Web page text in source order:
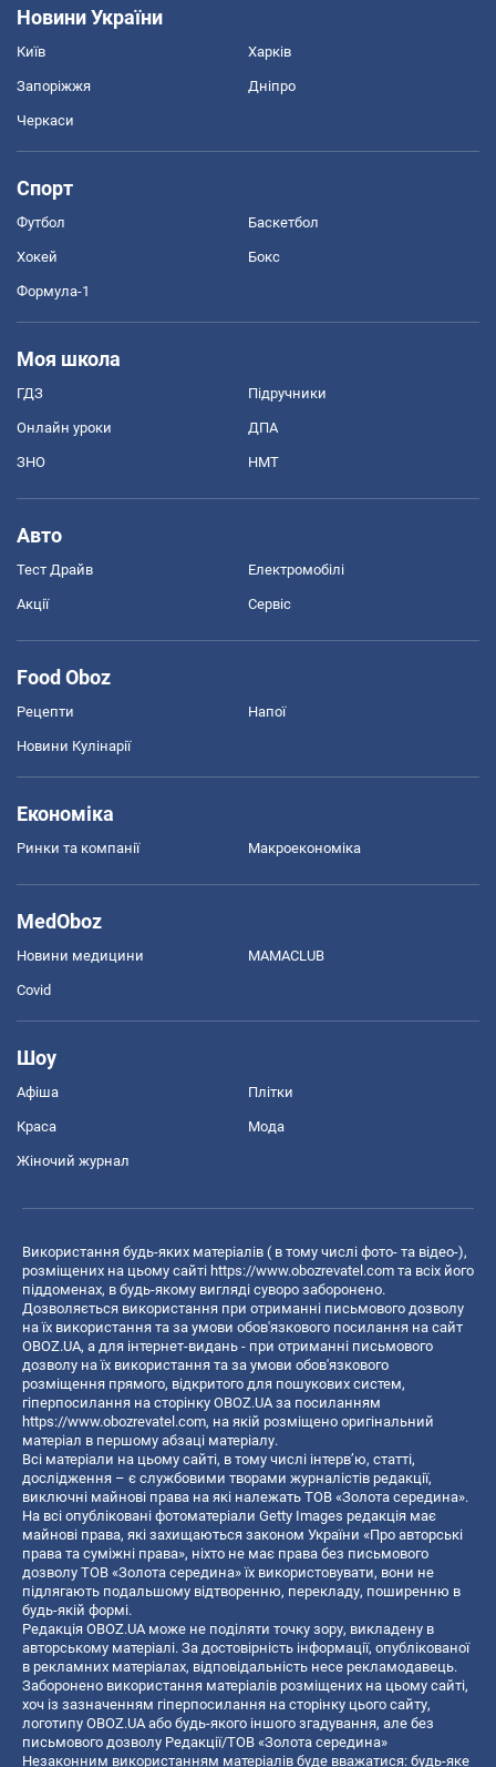
Новини України
Київ Харків
Запоріжжя Дніпро
Черкаси
Спорт
Футбол Баскетбол
Хокей Бокс
Формула-1
Моя школа
ГДЗ Підручники
Онлайн уроки ДПА
ЗНО НМТ
Авто
Тест Драйв Електромобілі
Акції Сервіс
Food Oboz
Рецепти Напої
Новини Кулінарії
Економіка
Ринки та компанії Макроекономіка
MedOboz
Новини медицини MAMACLUB
Covid
Шоу
Афіша Плітки
Краса Мода
Жіночий журнал
Використання будь-яких матеріалів ( в тому числі фото- та відео-),
розміщених на цьому сайті https://www.obozrevatel.com та всіх його
піддоменах, в будь-якому вигляді суворо заборонено.
Дозволяється використання при отриманні письмового дозволу
на їх використання та за умови обов'язкового посилання на сайт
OBOZ.UA, а для інтернет-видань - при отриманні письмового
дозволу на їх використання та за умови обов'язкового
розміщення прямого, відкритого для пошукових систем,
гіперпосилання на сторінку OBOZ.UA за посиланням
https://www.obozrevatel.com, на якій розміщено оригінальний
матеріал в першому абзаці матеріалу.
Всі матеріали на цьому сайті, в тому числі інтерв’ю, статті,
дослідження – є службовими творами журналістів редакції,
виключні майнові права на які належать ТОВ «Золота середина».
На всі опубліковані фотоматеріали Getty Images редакція має
майнові права, які захищаються законом України «Про авторські
права та суміжні права», ніхто не має права без письмового
дозволу ТОВ «Золота середина» їх використовувати, вони не
підлягають подальшому відтворенню, перекладу, поширенню в
будь-якій формі.
Редакція OBOZ.UA може не поділяти точку зору, викладену в
авторському матеріалі. За достовірність інформації, опублікованої
в рекламних матеріалах, відповідальність несе рекламодавець.
Заборонено використання матеріалів розміщених на цьому сайті,
хоч із зазначенням гіперпосилання на сторінку цього сайту,
логотипу OBOZ.UA або будь-якого іншого згадування, але без
письмового дозволу Редакції/ТОВ «Золота середина»
Незаконним використанням матеріалів буде вважатися: будь-яке